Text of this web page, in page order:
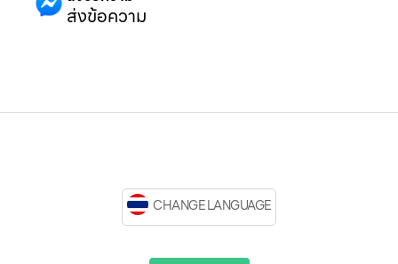
ส่งข้อความ
CHANGE LANGUAGE